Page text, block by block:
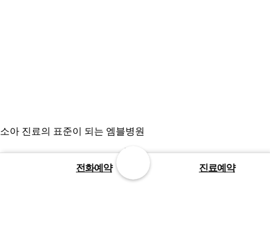
전화예약 진료예약
소아 진료의 표준이 되는 엠블병원